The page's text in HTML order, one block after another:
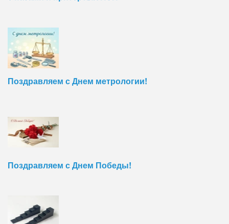
Поздравляем с Днем метрологии!
Поздравляем с Днем Победы!